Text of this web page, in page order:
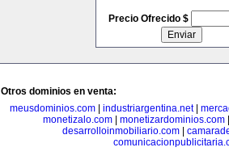
Precio Ofrecido $
Otros dominios en venta:
meusdominios.com| industriargentina.net|
monetizalo.com| monetizardominios.com
desarrolloinmobiliario.com